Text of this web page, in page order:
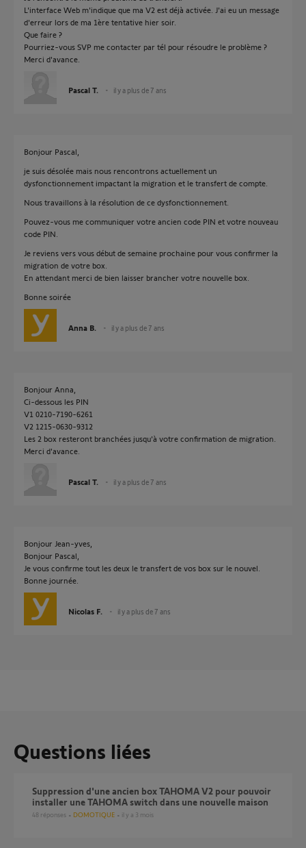
L'interface Web m'indique que ma V2 est déjà activée. J'ai eu un message
d'erreur lors de ma 1ère tentative hier soir.
Que faire ?
Pourriez-vous SVP me contacter par tél pour résoudre le problème ?
Merci d'avance.
Pascal T. il y a plus de 7 ans
Bonjour Pascal,
je suis désolée mais nous rencontrons actuellement un
dysfonctionnement impactant la migration et le transfert de compte.
Nous travaillons à la résolution de ce dysfonctionnement.
Pouvez-vous me communiquer votre ancien code PIN et votre nouveau
code PIN.
Je reviens vers vous début de semaine prochaine pour vous confirmer la
migration de votre box.
En attendant merci de bien laisser brancher votre nouvelle box.
Bonne soirée
Anna B. il y a plus de 7 ans
Bonjour Anna,
Ci-dessous les PIN
V1 0210-7190-6261
V2 1215-0630-9312
Les 2 box resteront branchées jusqu'à votre confirmation de migration.
Merci d'avance.
Pascal T. il y a plus de 7 ans
Bonjour Jean-yves,
Bonjour Pascal,
Je vous confirme tout les deux le transfert de vos box sur le nouvel.
Bonne journée.
Nicolas F. il y a plus de 7 ans
Questions liées
Suppression d'une ancien box TAHOMA V2 pour pouvoir
installer une TAHOMA switch dans une nouvelle maison
48 réponses DOMOTIQUE il y a 3 mois